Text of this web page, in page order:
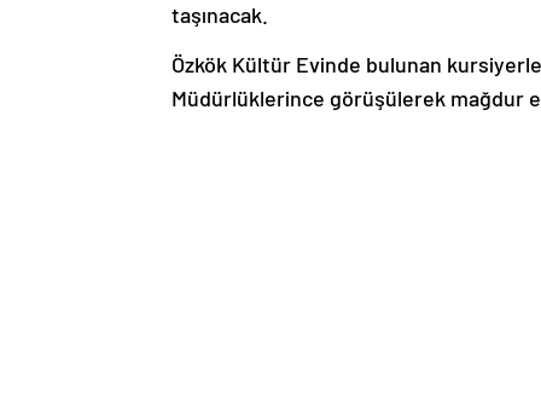
taşınacak.
Özkök Kültür Evinde bulunan
Müdürlüklerince görüşülerek mağdur